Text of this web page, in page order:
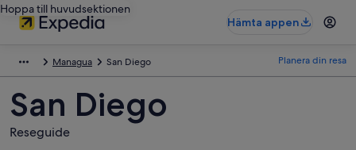
Hoppa till huvudsektionen
Hämta appen
Managua San Diego Planera din resa
San Diego
Reseguide